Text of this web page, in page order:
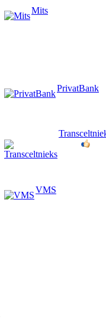
Mits
PrivatBank
VMS